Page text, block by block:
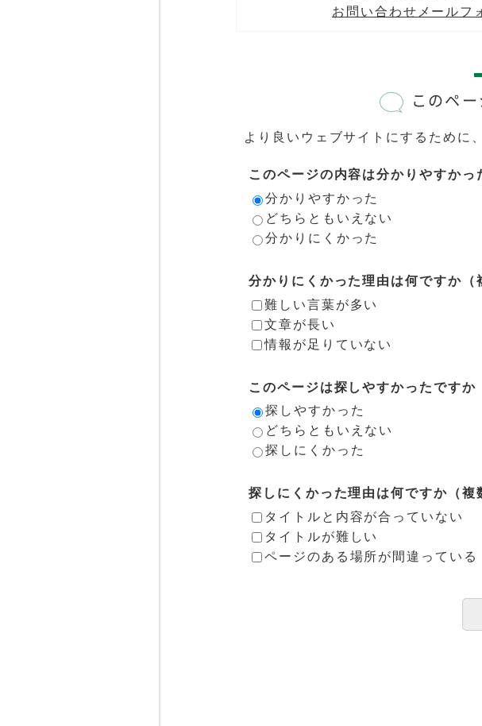
お問い合わせメールフ
このペ
より良いウェブサイトにするために
このページの内容は分かりやすかっ
分かりやすかった
どちらともいえない
分かりにくかった
分かりにくかった理由は何ですか（
難しい言葉が多い
文章が長い
情報が足りていない
このページは探しやすかったですか
探しやすかった
どちらともいえない
探しにくかった
探しにくかった理由は何ですか（複
タイトルと内容が合っていない
タイトルが難しい
ページのある場所が間違っている